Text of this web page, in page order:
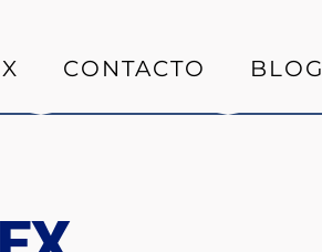
CONTACTO BLOG